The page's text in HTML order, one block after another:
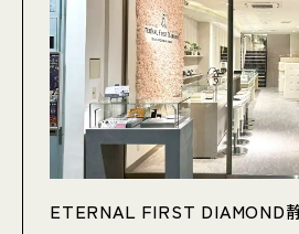
ETERNAL FIRST DIAMOND